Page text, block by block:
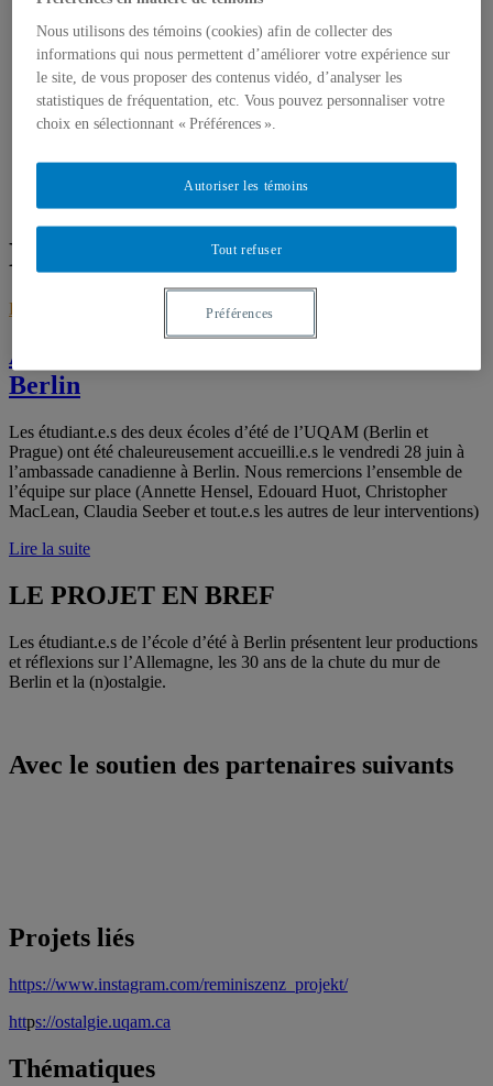
JOURNEES DE LA CULTURE
REVUE DE PRESSE
MA PERCEPTION DU MUR
BERLIN-PRAGUE
CONTACT
Étiquette : canada
BERLIN septembre 24, 2019
Accueil à l’ambassade canadienne à
Berlin
Les étudiant.e.s des deux écoles d’été de l’UQAM (Berlin et
Prague) ont été chaleureusement accueilli.e.s le vendredi 28 juin à
l’ambassade canadienne à Berlin. Nous remercions l’ensemble de
l’équipe sur place (Annette Hensel, Edouard Huot, Christopher
MacLean, Claudia Seeber et tout.e.s les autres de leur interventions)
Lire la suite
LE PROJET EN BREF
Les étudiant.e.s de l’école d’été à Berlin présentent leur productions
et réflexions sur l’Allemagne, les 30 ans de la chute du mur de
Berlin et la (n)ostalgie.
Avec le soutien des partenaires suivants
Projets liés
https://www.instagram.com/reminiszenz_projekt/
https://ostalgie.uqam.ca
Thématiques
Nous utilisons des témoins (cookies) afin de collecter des
informations qui nous permettent d’améliorer votre expérience sur
le site, de vous proposer des contenus vidéo, d’analyser les
statistiques de fréquentation, etc. Vous pouvez personnaliser votre
choix en sélectionnant « Préférences ».
Tout refuser
Autoriser les témoins
Préférences